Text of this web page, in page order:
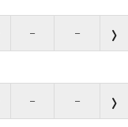
– –
– –